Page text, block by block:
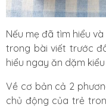
Nếu mẹ đã tìm hiểu
trong bài viết trước
hiểu ngay ăn dặm
Về cơ bản cả 2
chủ động của trẻ